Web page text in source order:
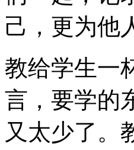
己，更为他
教给学生一
言，要学的
又太少了。